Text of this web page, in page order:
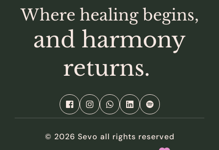
Where healing begins,
returns.
© 2026 Sevo all rights reserved